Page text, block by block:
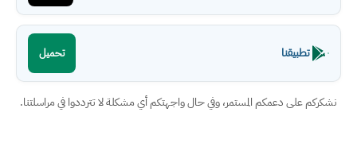
تطبيقنا تحميل
نشكركم على دعمكم المستمر، وفي حال واجهتكم أي مشكلة لا تترددوا في مراسلتنا.